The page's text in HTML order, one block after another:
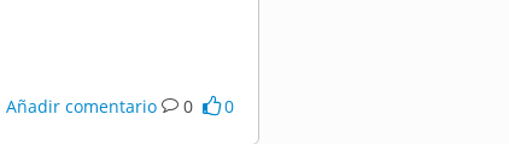
Añadir comentario 0 0